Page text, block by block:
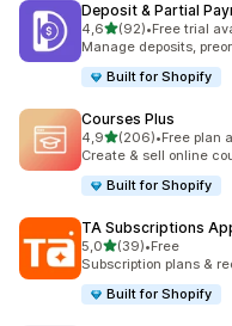
Deposit & Partial
4,6na 5 gwiazdek
(92)
Łączna liczba
•Free trial
Manage deposits,
Built for Shopify
Courses Plus
4,9na 5 gwiazdek
(206)
Łączna liczba
•Free plan
Create & sell online
Built for Shopify
TA Subscriptions
5,0na 5 gwiazdek
(39)
Łączna liczba recenzji:
•Free
Subscription plans &
Built for Shopify